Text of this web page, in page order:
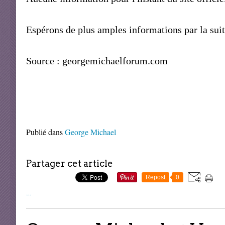
Espérons de plus amples informations par la
Source : georgemichaelforum.com
Publié dansGeorge Michael
Partager cet article
Repost 0
…